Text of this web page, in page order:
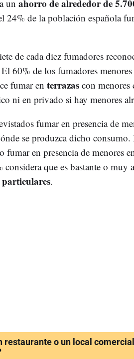
un ahorro de alrededor de
24% de la población española
de cada diez fumadores
60% de los fumadores
fumar en terrazas con menores
ni en privado si hay menores
fumar en presencia de
se produzca dicho
fumar en presencia de menores
considera que es bastante o muy
particulares.
restaurante o un local